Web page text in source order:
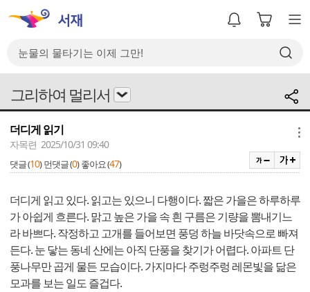
그리하여 멀리서
더디게 읽기
자목련 2025/10/31 09:40
댓글 (10) 먼댓글 (0) 좋아요 (47)
더디게 읽고 있다. 읽고는 있으니 다행이다. 짧은 가을은 하루하루
가 아쉽게 흐른다. 맑고 높은 가을 속 흰 구름은 기량을 뽐내기느
라 바쁘다. 작정하고 고개를 들어보면 풍덩 하늘 바닷속으로 빠져
든다. 눈 닿는 동네 산에는 아직 단풍을 찾기가 어렵다. 아파트 단
풍나무만 곱게 물든 모습이다. 가지마다 주렁주렁 레몬빛을 닮은
모과를 보는 일도 즐겁다.